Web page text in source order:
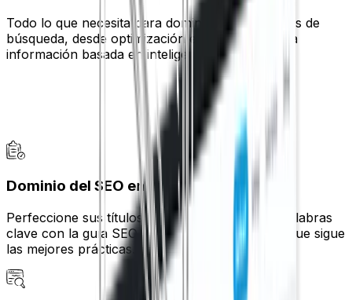
Todo lo que necesita para dominar los resultados de
búsqueda, desde optimización en la página hasta
información basada en inteligencia artificial.
Dominio del SEO en la página
Perfeccione sus títulos, meta descripciones y palabras
clave con la guía SEO integrada de WordPress que sigue
las mejores prácticas.